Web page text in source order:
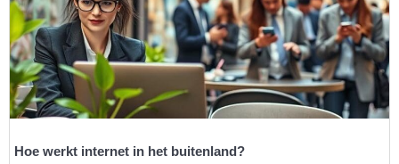
Hoe werkt internet in het buitenland?